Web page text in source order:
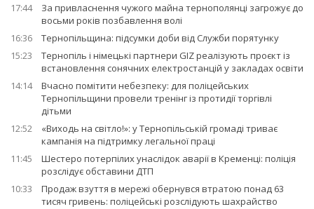
17:44
За привласнення чужого майна тернополянці загрожує до
восьми років позбавлення волі
16:36
Тернопільщина: підсумки доби від Служби порятунку
15:23
Тернопіль і німецькі партнери GIZ реалізують проєкт із
встановлення сонячних електростанцій у закладах освіти
14:14
Вчасно помітити небезпеку: для поліцейських
Тернопільщини провели тренінг із протидії торгівлі
дітьми
12:52
«Виходь на світло!»: у Тернопільській громаді триває
кампанія на підтримку легальної праці
11:45
Шестеро потерпілих унаслідок аварії в Кременці: поліція
розслідує обставини ДТП
10:33
Продаж взуття в мережі обернувся втратою понад 63
тисяч гривень: поліцейські розслідують шахрайство